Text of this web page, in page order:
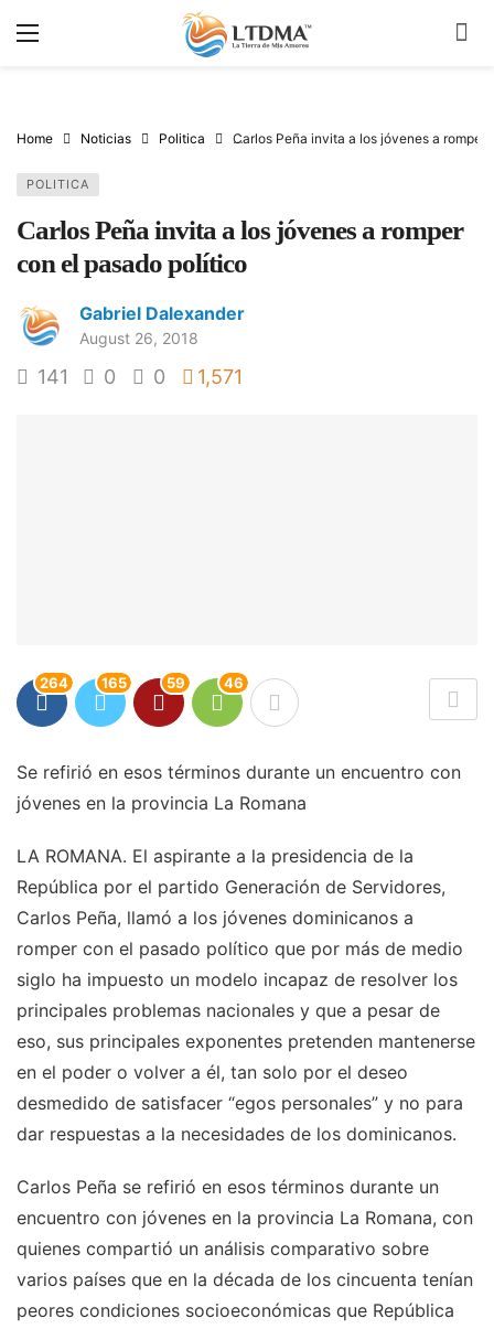
Home Noticias Politica Carlos Peña invita a los jóvenes a romper
POLITICA
Carlos Peña invita a los jóvenes a romper
con el pasado político
Gabriel Dalexander
August 26, 2018
141 0 0 1,571
264 165 59 46
Se refirió en esos términos durante un encuentro con
jóvenes en la provincia La Romana
LA ROMANA. El aspirante a la presidencia de la
República por el partido Generación de Servidores,
Carlos Peña, llamó a los jóvenes dominicanos a
romper con el pasado político que por más de medio
siglo ha impuesto un modelo incapaz de resolver los
principales problemas nacionales y que a pesar de
eso, sus principales exponentes pretenden mantenerse
en el poder o volver a él, tan solo por el deseo
desmedido de satisfacer “egos personales” y no para
dar respuestas a la necesidades de los dominicanos.
Carlos Peña se refirió en esos términos durante un
encuentro con jóvenes en la provincia La Romana, con
quienes compartió un análisis comparativo sobre
varios países que en la década de los cincuenta tenían
peores condiciones socioeconómicas que República